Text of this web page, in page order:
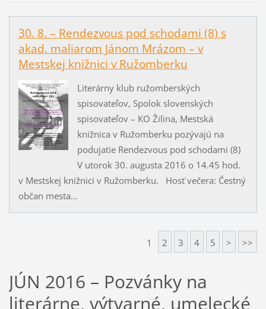
30. 8. – Rendezvous pod schodami (8) s
akad. maliarom Jánom Mrázom – v
Mestskej knižnici v Ružomberku
Literárny klub ružomberských
spisovateľov, Spolok slovenských
spisovateľov – KO Žilina, Mestská
knižnica v Ružomberku pozývajú na
podujatie Rendezvous pod schodami (8)
V utorok 30. augusta 2016 o 14.45 hod.
v Mestskej knižnici v Ružomberku. Hosť večera: Čestný
občan mesta...
1 2 3 4 5 > >>
JÚN 2016 – Pozvánky na
literárne, výtvarné, umelecké